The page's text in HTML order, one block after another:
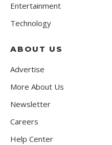
Entertainment
Technology
ABOUT US
Advertise
More About Us
Newsletter
Careers
Help Center